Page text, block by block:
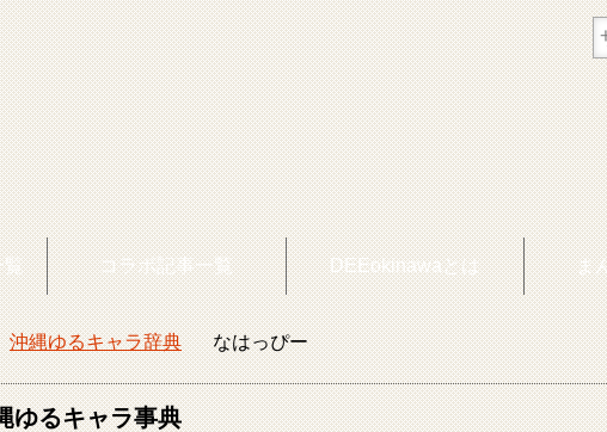
覧 コラボ記事一覧 DEEokinawaとは ま
トップ
沖縄ゆるキャラ辞典 なはっぴー
ゆるキャラ事典